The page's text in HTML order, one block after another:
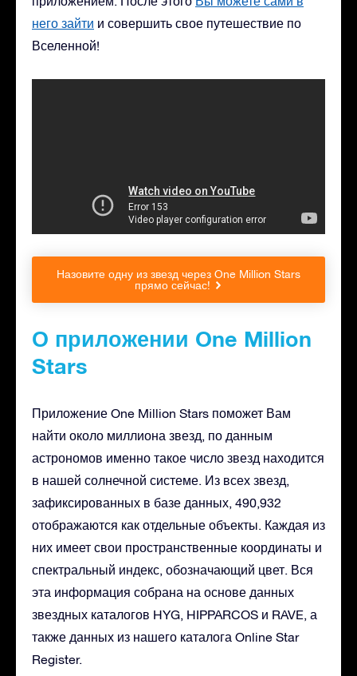
него зайти и совершить свое путешествие по
Вселенной!
Назовите одну из звезд через One Million Stars
прямо сейчас!
О приложении One Million
Stars
Приложение One Million Stars поможет Вам
найти около миллиона звезд, по данным
астрономов именно такое число звезд находится
в нашей солнечной системе. Из всех звезд,
зафиксированных в базе данных, 490,932
отображаются как отдельные объекты. Каждая из
них имеет свои пространственные координаты и
спектральный индекс, обозначающий цвет. Вся
эта информация собрана на основе данных
звездных каталогов HYG, HIPPARCOS и RAVE, а
также данных из нашего каталога Online Star
Register.